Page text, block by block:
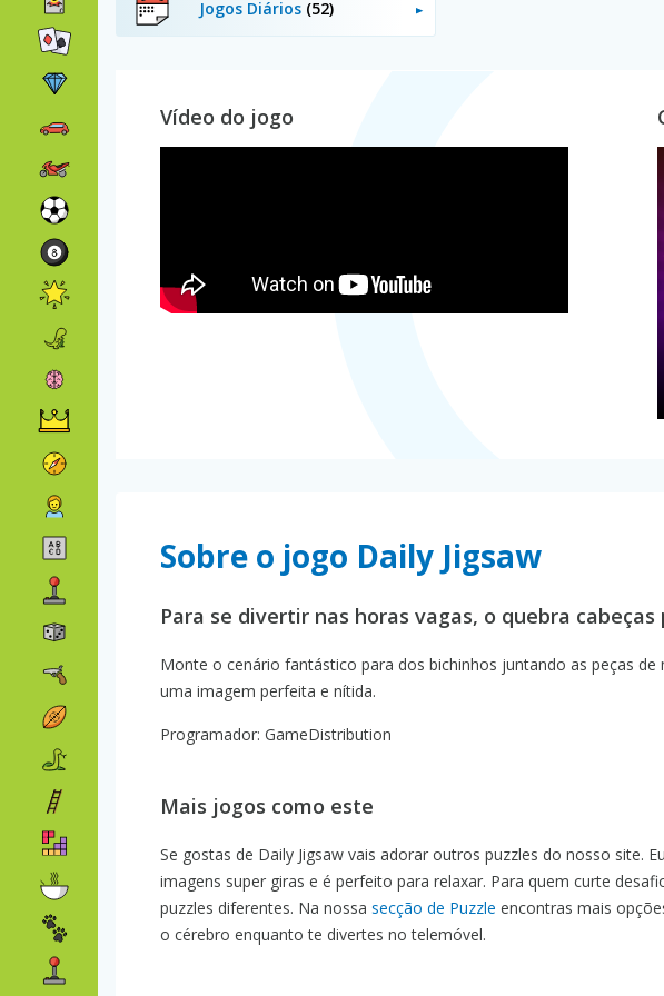
Jogos Diários (52)
Vídeo do jogo
Sobre o jogo Daily Jigsaw
Para se divertir nas horas vagas, o quebra
Monte o cenário fantástico para dos bichinhos juntando as peças
uma imagem perfeita e nítida.
Programador: GameDistribution
Mais jogos como este
Se gostas de Daily Jigsaw vais adorar outros puzzles do nosso site.
imagens super giras e é perfeito para relaxar. Para quem curte
puzzles diferentes. Na nossa secção de Puzzle encontras mais
o cérebro enquanto te divertes no telemóvel.